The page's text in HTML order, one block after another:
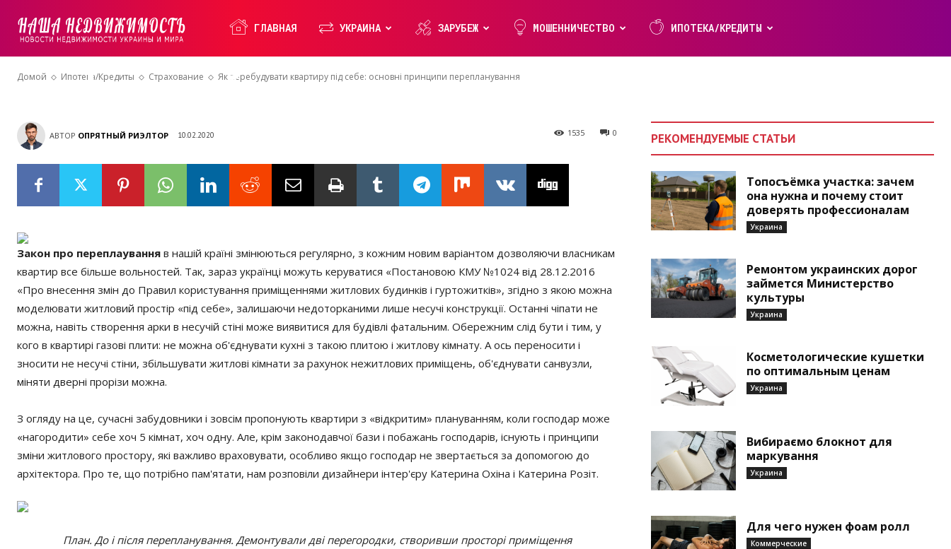
Недвижимость
ГЛАВНАЯ УКРАИНА ЗАРУБЕЖ МОШЕННИЧЕСТВО ИПОТЕКА/КРЕДИТЫ
Домой Ипотека/Кредиты Страхование Як перебудувати квартиру під себе: основні принципи перепланування
себе: основні принципи
перепланування
АВТОР ОПРЯТНЫЙ РИЭЛТОР 10.02.2020 0
1535
Закон про переплаування в нашій країні змінюються регулярно, з кожним новим варіантом дозволяючи власникам
квартир все більше вольностей. Так, зараз українці можуть керуватися «Постановою КМУ №1024 від 28.12.2016
«Про внесення змін до Правил користування приміщеннями житлових будинків і гуртожитків», згідно з якою можна
моделювати житловий простір «під себе», залишаючи недоторканими лише несучі конструкції. Останні чіпати не
можна, навіть створення арки в несучій стіні може виявитися для будівлі фатальним. Обережним слід бути і тим, у
кого в квартирі газові плити: не можна об'єднувати кухні з такою плитою і житлову кімнату. А ось переносити і
зносити не несучі стіни, збільшувати житлові кімнати за рахунок нежитлових приміщень, об'єднувати санвузли,
міняти дверні прорізи можна.
З огляду на це, сучасні забудовники і зовсім пропонують квартири з «відкритим» плануванням, коли господар може
«нагородити» себе хоч 5 кімнат, хоч одну. Але, крім законодавчої бази і побажань господарів, існують і принципи
зміни житлового простору, які важливо враховувати, особливо якщо господар не звертається за допомогою до
архітектора. Про те, що потрібно пам'ятати, нам розповіли дизайнери інтер'єру Катерина Охіна і Катерина Розіт.
План. До і після перепланування. Демонтували дві перегородки, створивши просторі приміщення
РЕКОМЕНДУЕМЫЕ СТАТЬИ
Топосъёмка участка: зачем
она нужна и почему стоит
доверять профессионалам
Украина
Ремонтом украинских дорог
займется Министерство
культуры
Украина
Косметологические кушетки
по оптимальным ценам
Украина
Вибираємо блокнот для
маркування
Украина
Для чего нужен фоам ролл
Коммерческие